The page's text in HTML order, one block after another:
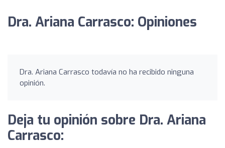
Dra. Ariana Carrasco: Opiniones
Dra. Ariana Carrasco todavía no ha recibido ninguna
opinión.
Deja tu opinión sobre Dra. Ariana
Carrasco: